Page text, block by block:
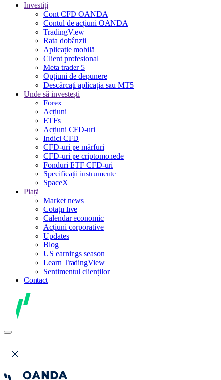
Investiți
Cont CFD OANDA
Contul de acțiuni OANDA
TradingView
Rata dobânzii
Aplicație mobilă
Client profesional
Meta trader 5
Opțiuni de depunere
Descărcați aplicația sau MT5
Unde să investești
Forex
Acțiuni
ETFs
Acțiuni CFD-uri
Indici CFD
CFD-uri pe mărfuri
CFD-uri pe criptomonede
Fonduri ETF CFD-uri
Specificații instrumente
SpaceX
Piață
Market news
Cotații live
Calendar economic
Acțiuni corporative
Updates
Blog
US earnings season
Learn TradingView
Sentimentul clienților
Contact